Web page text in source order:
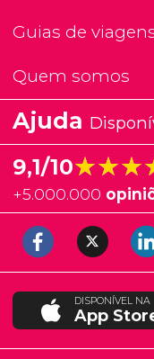
Guias de
Quem somos
Ajuda
9,1/10
+5.000.000
DISPONÍVEL NA
App